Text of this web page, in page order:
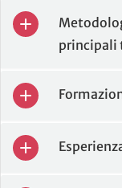
principali